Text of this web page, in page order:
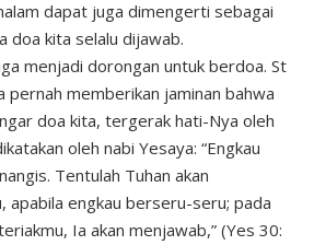
dapat juga dimengerti sebagai
doa kita selalu dijawab.
menjadi dorongan untuk berdoa. St
pernah memberikan jaminan bahwa
doa kita, tergerak hati-Nya oleh
oleh nabi Yesaya: “Engkau
Tentulah Tuhan akan
apabila engkau berseru-seru; pada
Ia akan menjawab,” (Yes 30: